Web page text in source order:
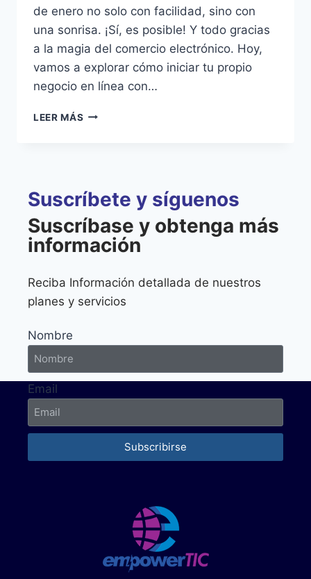
de enero no solo con facilidad, sino con
una sonrisa. ¡Sí, es posible! Y todo gracias
a la magia del comercio electrónico. Hoy,
vamos a explorar cómo iniciar tu propio
negocio en línea con…
LEER MÁS
Suscríbete y síguenos
Suscríbase y obtenga más
información
Reciba Información detallada de nuestros
planes y servicios
Nombre
Email
Subscribirse